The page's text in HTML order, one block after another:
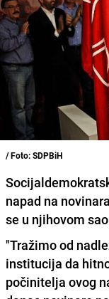
/ Foto: SDPBiH
napad na
se u njihovom
"Tražimo od
institucija da
počinitelja ovog